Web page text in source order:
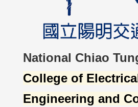
National Chiao
College of
Engineering and